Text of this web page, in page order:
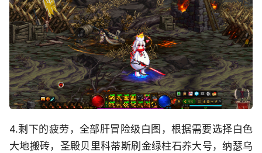
4.剩下的疲劳，全部肝冒险级白图，根据需要选择白色
大地搬砖，圣殿贝里科蒂斯刷金绿柱石养大号，纳瑟乌